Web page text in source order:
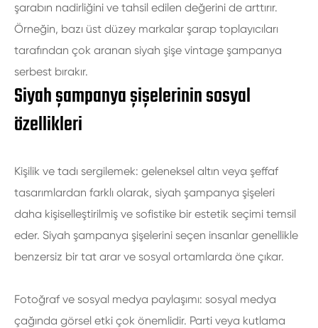
şarabın nadirliğini ve tahsil edilen değerini de arttırır.
Örneğin, bazı üst düzey markalar şarap toplayıcıları
tarafından çok aranan siyah şişe vintage şampanya
serbest bırakır.
Siyah şampanya şişelerinin sosyal
özellikleri
Kişilik ve tadı sergilemek: geleneksel altın veya şeffaf
tasarımlardan farklı olarak, siyah şampanya şişeleri
daha kişiselleştirilmiş ve sofistike bir estetik seçimi temsil
eder. Siyah şampanya şişelerini seçen insanlar genellikle
benzersiz bir tat arar ve sosyal ortamlarda öne çıkar.
Fotoğraf ve sosyal medya paylaşımı: sosyal medya
çağında görsel etki çok önemlidir. Parti veya kutlama